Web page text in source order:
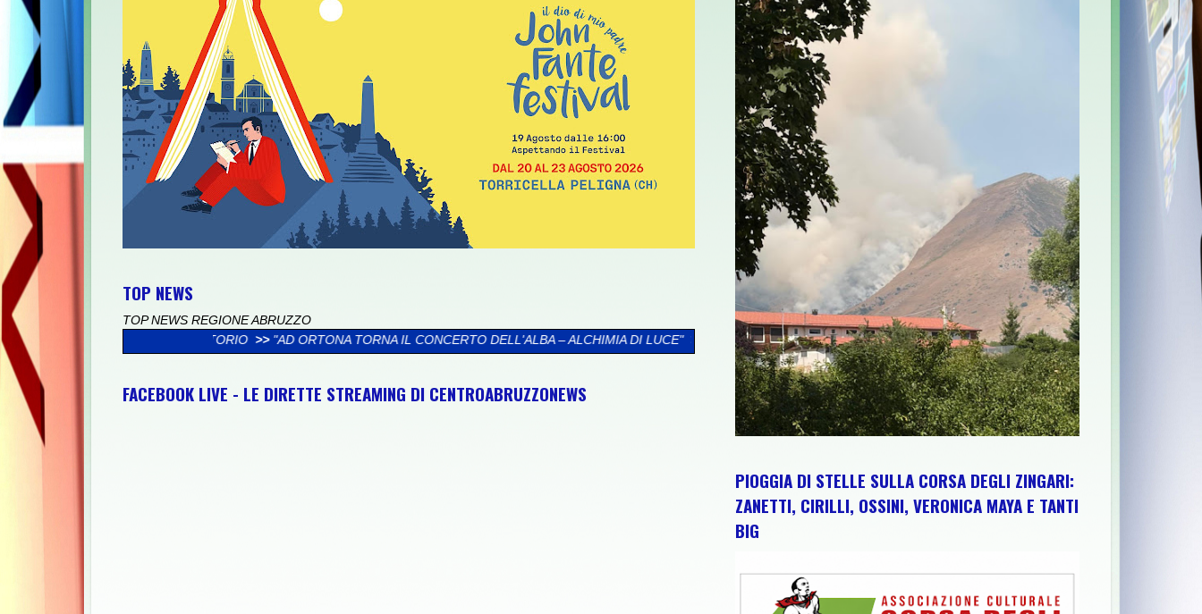
TOP NEWS
TOP NEWS REGIONE ABRUZZO
DEL TERRITORIO
"AD ORTONA TORNA IL CONCERTO DELL'ALBA – ALCHIMIA DI LUCE" >> "INCENDI, FINALMENTE ATTIVATO IL VOLONTARIATO ORGANIZZATO DI PROTEZIONE CIVILE"
FACEBOOK LIVE - LE DIRETTE STREAMING DI CENTROABRUZZONEWS
PIOGGIA DI STELLE SULLA CORSA DEGLI ZINGARI:
ZANETTI, CIRILLI, OSSINI, VERONICA MAYA E TANTI
BIG